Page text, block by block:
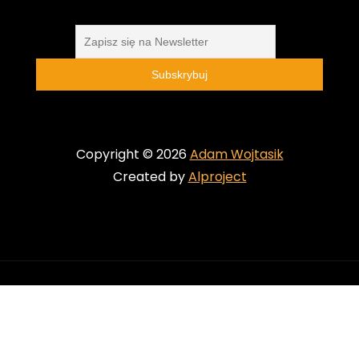
Copyright © 2026Adam Wojtasik
Created byAlproject